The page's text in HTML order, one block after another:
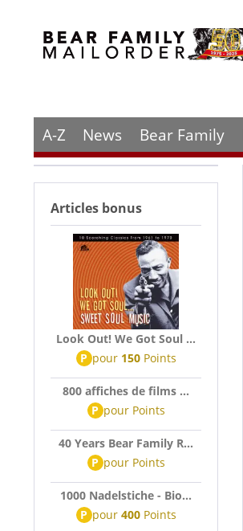
A-Z News Bear Family
Articles bonus
Look Out! We Got Soul ...
P pour 150Points
800 affiches de films ...
P pour Points
40 Years Bear Family R...
P pour Points
1000 Nadelstiche - Bio...
P pour 400Points